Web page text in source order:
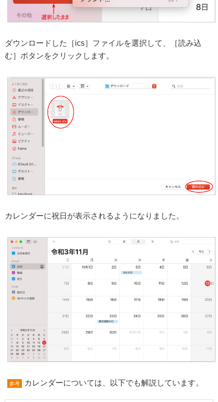
ダウンロードした［ics］ファイルを選択して、［読み込
む］ボタンをクリックします。
カレンダーに祝日が表示されるようになりました。
参考 カレンダーについては、以下でも解説しています。